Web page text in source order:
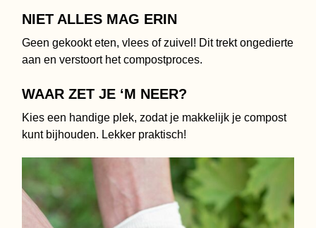
NIET ALLES MAG ERIN
Geen gekookt eten, vlees of zuivel! Dit trekt ongedierte
aan en verstoort het compostproces.
WAAR ZET JE ‘M NEER?
Kies een handige plek, zodat je makkelijk je compost
kunt bijhouden. Lekker praktisch!